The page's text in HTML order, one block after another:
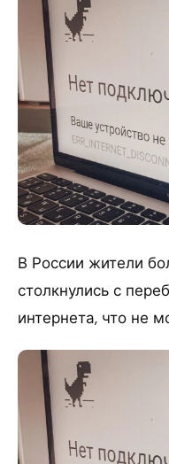
В России жители
столкнулись с
интернета, что не